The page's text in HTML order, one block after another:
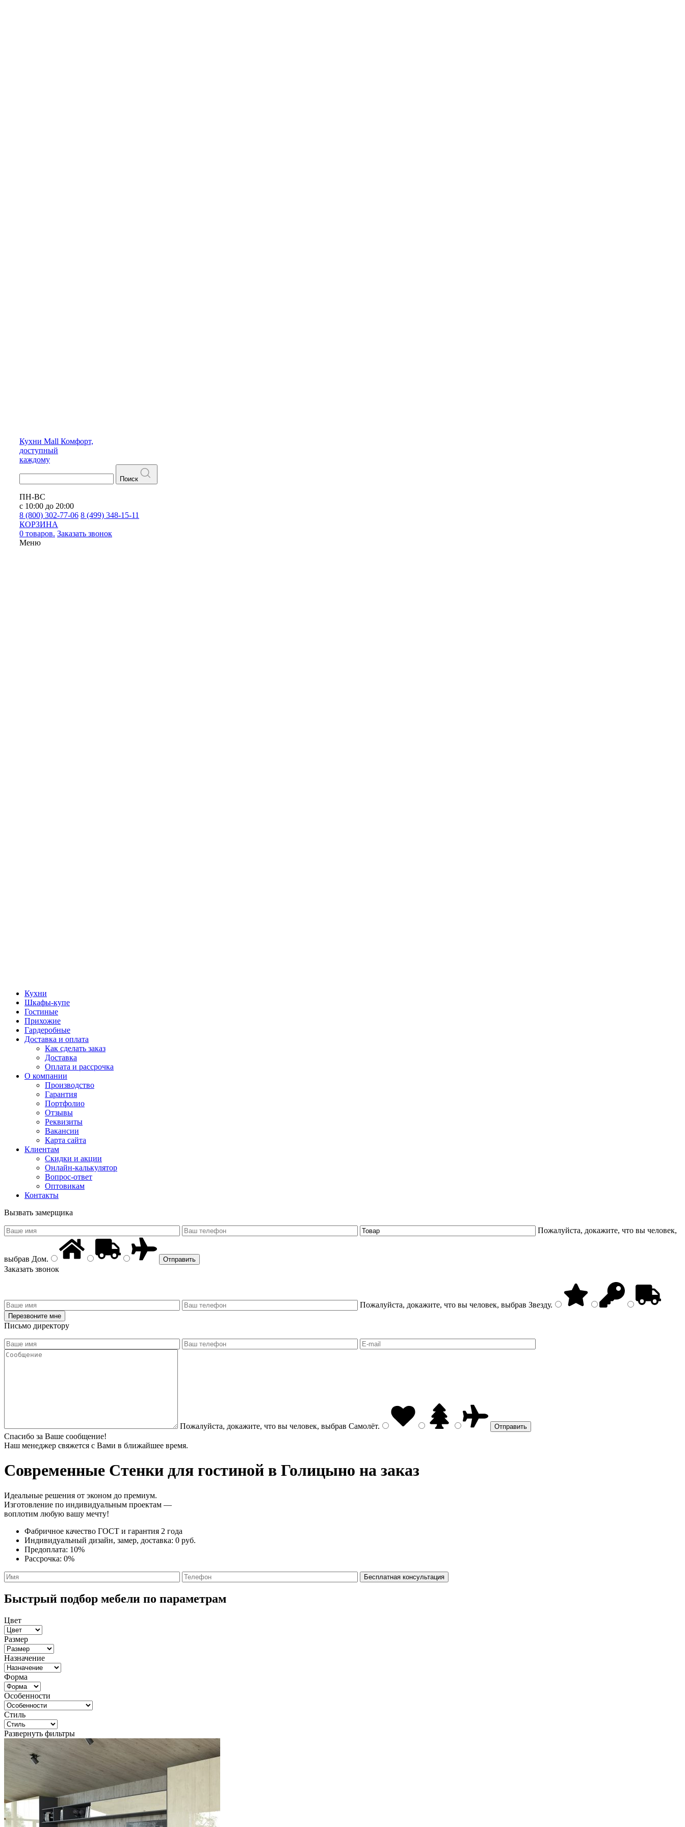
Кухни Mall Комфорт,
доступный
каждому
Поиск
ПН-ВС
с 10:00 до 20:00
8 (800) 302-77-06 8 (499) 348-15-11
КОРЗИНА
0 товаров. Заказать звонок
Меню
Кухни
Шкафы-купе
Гостиные
Прихожие
Гардеробные
Доставка и оплата
Как сделать заказ
Доставка
Оплата и рассрочка
О компании
Производство
Гарантия
Портфолио
Отзывы
Реквизиты
Вакансии
Карта сайта
Клиентам
Скидки и акции
Онлайн-калькулятор
Вопрос-ответ
Оптовикам
Контакты
Вызвать замерщика
Пожалуйста, докажите, что вы человек,
выбрав Дом.
Заказать звонок
Пожалуйста, докажите, что вы человек, выбрав Звезду.
Письмо директору
Пожалуйста, докажите, что вы человек, выбрав Самолёт.
Спасибо за Ваше сообщение!
Наш менеджер свяжется с Вами в ближайшее время.
Современные Стенки для гостиной в Голицыно на заказ
Идеальные решения от эконом до премиум.
Изготовление по индивидуальным проектам —
воплотим любую вашу мечту!
Фабричное качество ГОСТ и гарантия 2 года
Индивидуальный дизайн, замер, доставка: 0 руб.
Предоплата: 10%
Рассрочка: 0%
Быстрый подбор мебели по параметрам
Цвет
Размер
Назначение
Форма
Особенности
Стиль
Развернуть фильтры